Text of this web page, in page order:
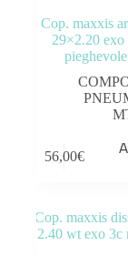
Cop. maxxis
29×2.20 exo
56,00€